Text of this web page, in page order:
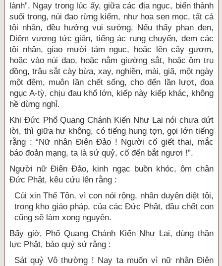
lành”. Ngay trong lúc ấy, giữa các địa ngục, biến thành
suối trong, núi đao rừng kiếm, như hoa sen mọc, tất cả
tội nhân, đều hưởng vui sướng. Nếu thấy phan đen,
Diêm vương tức giận, tiếng ác rung chuyển, đem các
tội nhân, giao mười tám ngục, hoặc lên cây gươm,
hoặc vào núi đao, hoặc nằm giường sắt, hoặc ôm trụ
đồng, trâu sắt cày bừa, xay, nghiền, mài, giã, một ngày
một đêm, muôn lần chết sống, cho đến lần lượt, đọa
ngục A-tỳ, chịu đau khổ lớn, kiếp này kiếp khác, không
hề dừng nghỉ.
Khi Đức Phổ Quang Chánh Kiến Như Lai nói chưa dứt
lời, thì giữa hư không, có tiếng hung tợn, gọi lớn tiếng
rằng : “Nữ nhân Điên Đảo ! Người cố giết thai, mắc
báo đoản mạng, ta là sứ quỷ, cố đến bắt ngươi !”.
Người nữ Điên Đảo, kinh ngạc buồn khóc, ôm chân
Đức Phật, kêu cứu lên rằng :
Cúi xin Thế Tôn, vì con nói rộng, nhân duyên diệt tội,
trong kho giáo pháp, của các Đức Phật, đầu chết con
cũng sẽ làm xong nguyện.
Bấy giờ, Phổ Quang Chánh Kiến Như Lai, dùng thần
lực Phật, bảo quỷ sứ rằng :
Sát quỷ Vô thường ! Nay ta muốn vì nữ nhân Điên